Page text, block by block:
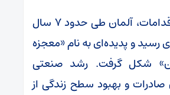
در نتیجه این اقدامات، آلمان طی حدود ۷ سال
رسید و پدیده‌ای به نام «معجزه
شکل گرفت. رشد صنعتی
و بهبود سطح زندگی از